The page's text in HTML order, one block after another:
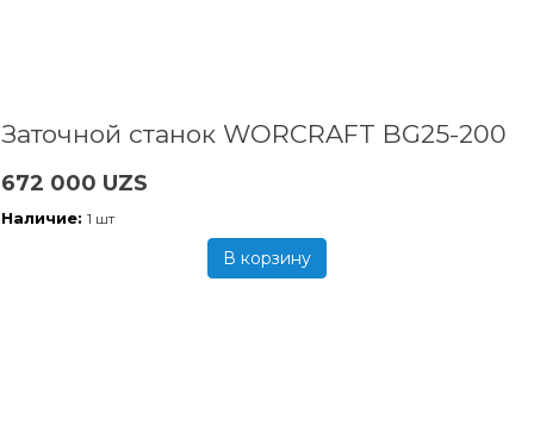
Заточной станок WORCRAFT BG25-200
672 000 UZS
Наличие: 1 шт
В корзину